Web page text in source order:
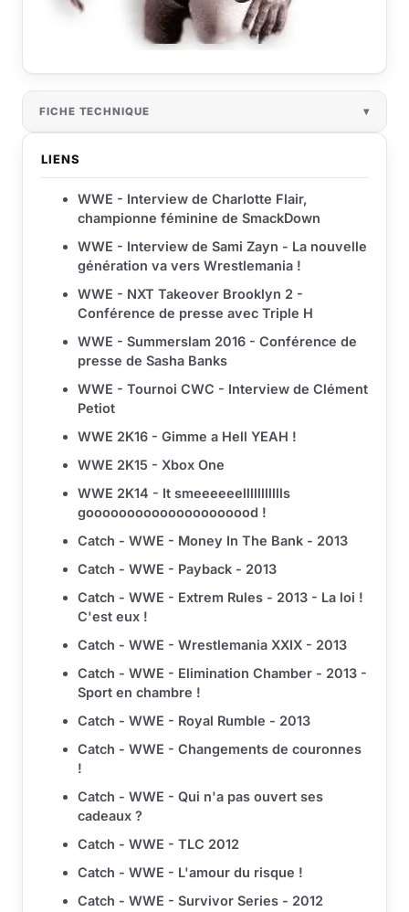
FICHE TECHNIQUE
LIENS
WWE - Interview de Charlotte Flair,
championne féminine de SmackDown
WWE - Interview de Sami Zayn - La nouvelle
génération va vers Wrestlemania !
WWE - NXT Takeover Brooklyn 2 -
Conférence de presse avec Triple H
WWE - Summerslam 2016 - Conférence de
presse de Sasha Banks
WWE - Tournoi CWC - Interview de Clément
Petiot
WWE 2K16 - Gimme a Hell YEAH !
WWE 2K15 - Xbox One
WWE 2K14 - It smeeeeeellllllllllls
gooooooooooooooooooood !
Catch - WWE - Money In The Bank - 2013
Catch - WWE - Payback - 2013
Catch - WWE - Extrem Rules - 2013 - La loi !
C'est eux !
Catch - WWE - Wrestlemania XXIX - 2013
Catch - WWE - Elimination Chamber - 2013 -
Sport en chambre !
Catch - WWE - Royal Rumble - 2013
Catch - WWE - Changements de couronnes
!
Catch - WWE - Qui n'a pas ouvert ses
cadeaux ?
Catch - WWE - TLC 2012
Catch - WWE - L'amour du risque !
Catch - WWE - Survivor Series - 2012